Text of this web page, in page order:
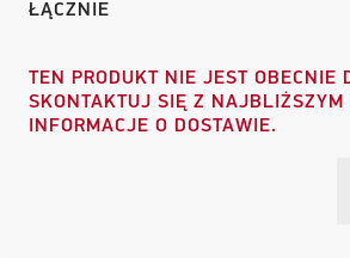
ŁĄCZNIE
TEN PRODUKT NIE JEST OBECNIE
SKONTAKTUJ SIĘ Z NAJBLIŻSZYM
INFORMACJE O DOSTAWIE.